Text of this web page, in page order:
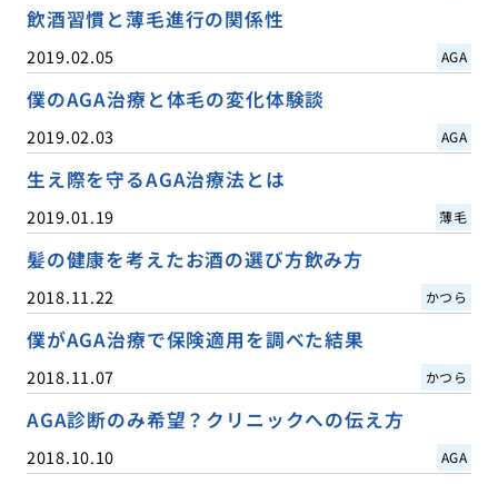
飲酒習慣と薄毛進行の関係性
2019.02.05 AGA
僕のAGA治療と体毛の変化体験談
2019.02.03 AGA
生え際を守るAGA治療法とは
2019.01.19 薄毛
髪の健康を考えたお酒の選び方飲み方
2018.11.22 かつら
僕がAGA治療で保険適用を調べた結果
2018.11.07 かつら
AGA診断のみ希望？クリニックへの伝え方
2018.10.10 AGA